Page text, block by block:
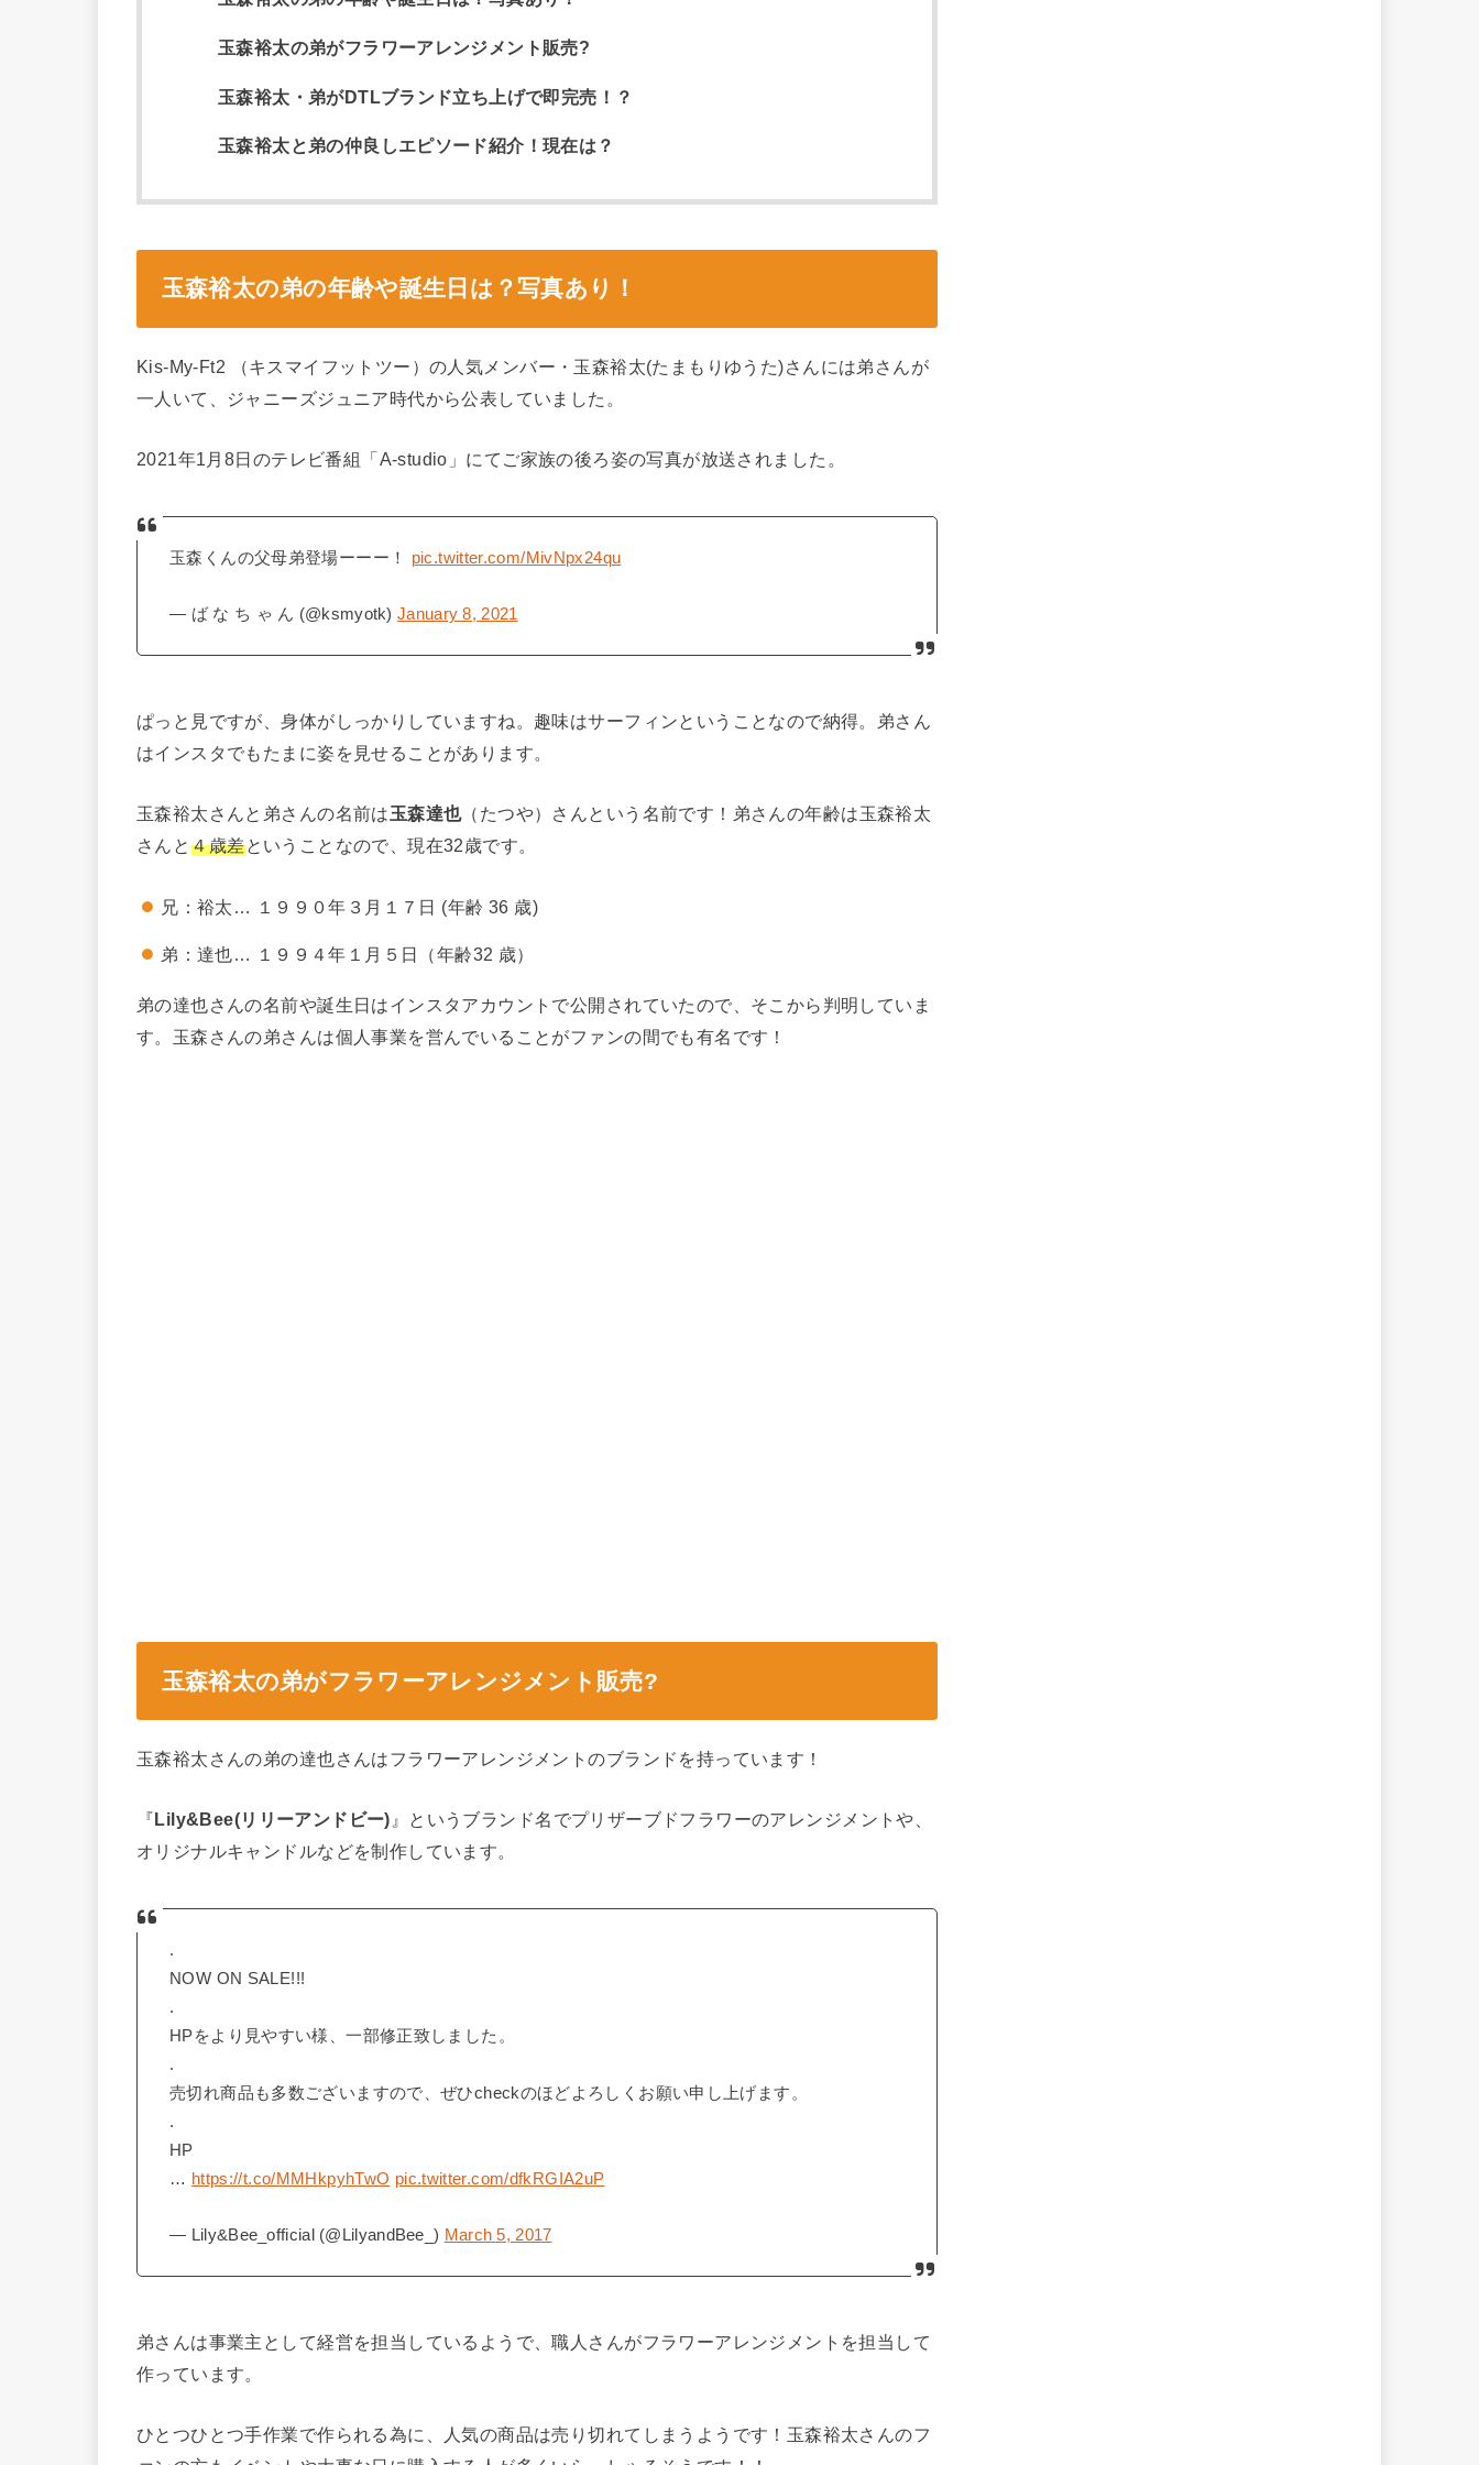
玉森裕太の弟がフラワーアレンジメント販売?
玉森裕太・弟がDTLブランド立ち上げで即完売！？
玉森裕太と弟の仲良しエピソード紹介！現在は？
玉森裕太の弟の年齢や誕生日は？写真あり！
Kis-My-Ft2 （キスマイフットツー）の人気メンバー・玉森裕太(たまもりゆうた)さんには弟さんが
一人いて、ジャニーズジュニア時代から公表していました。
2021年1月8日のテレビ番組「A-studio」にてご家族の後ろ姿の写真が放送されました。
玉森くんの父母弟登場ーーー！ pic.twitter.com/MivNpx24qu
— ば な ち ゃ ん (@ksmyotk)January 8, 2021
ぱっと見ですが、身体がしっかりしていますね。趣味はサーフィンということなので納得。弟さん
はインスタでもたまに姿を見せることがあります。
玉森裕太さんと弟さんの名前は玉森達也（たつや）さんという名前です！弟さんの年齢は玉森裕太
さんと ４歳差ということなので、現在32歳です。
兄：裕太… １９９０年３月１７日 (年齢 36 歳)
弟：達也… １９９４年１月５日（年齢32 歳）
弟の達也さんの名前や誕生日はインスタアカウントで公開されていたので、そこから判明していま
す。玉森さんの弟さんは個人事業を営んでいることがファンの間でも有名です！
玉森裕太の弟がフラワーアレンジメント販売?
玉森裕太さんの弟の達也さんはフラワーアレンジメントのブランドを持っています！
『Lily&Bee(リリーアンドビー) 』というブランド名でプリザーブドフラワーのアレンジメントや、
オリジナルキャンドルなどを制作しています。
.
NOW ON SALE!!!
.
HPをより見やすい様、一部修正致しました。
.
売切れ商品も多数ございますので、ぜひcheckのほどよろしくお願い申し上げます。
.
HP
… https://t.co/MMHkpyhTwO pic.twitter.com/dfkRGIA2uP
— Lily&Bee_official (@LilyandBee_) March 5, 2017
弟さんは事業主として経営を担当しているようで、職人さんがフラワーアレンジメントを担当して
作っています。
ひとつひとつ手作業で作られる為に、人気の商品は売り切れてしまうようです！玉森裕太さんのフ